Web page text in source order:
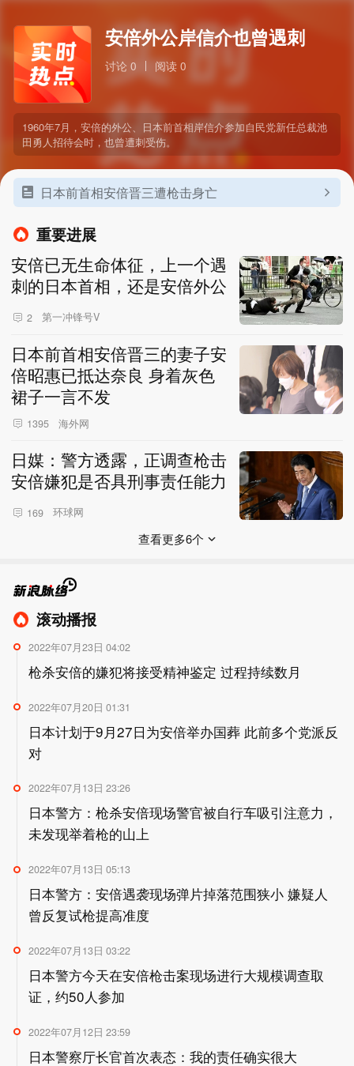
安倍外公岸信介也曾遇刺
讨论 0 阅读 0
1960年7月，安倍的外公、日本前首相岸信介参加自民党新任总裁池
田勇人招待会时，也曾遭刺受伤。
日本前首相安倍晋三遭枪击身亡
重要进展
安倍已无生命体征，上一个遇
刺的日本首相，还是安倍外公
2 第一冲锋号V
日本前首相安倍晋三的妻子安
倍昭惠已抵达奈良 身着灰色
裙子一言不发
1395 海外网
日媒：警方透露，正调查枪击
安倍嫌犯是否具刑事责任能力
169 环球网
查看更多6个
滚动播报
2022年07月23日 04:02
枪杀安倍的嫌犯将接受精神鉴定 过程持续数月
2022年07月20日 01:31
日本计划于9月27日为安倍举办国葬 此前多个党派反
对
2022年07月13日 23:26
日本警方：枪杀安倍现场警官被自行车吸引注意力，
未发现举着枪的山上
2022年07月13日 05:13
日本警方：安倍遇袭现场弹片掉落范围狭小 嫌疑人
曾反复试枪提高准度
2022年07月13日 03:22
日本警方今天在安倍枪击案现场进行大规模调查取
证，约50人参加
2022年07月12日 23:59
日本警察厅长官首次表态：我的责任确实很大